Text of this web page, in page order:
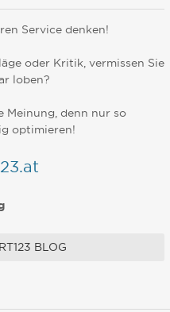
Service denken!
oder Kritik, vermissen Sie
loben?
Meinung, denn nur so
optimieren!
BLOG